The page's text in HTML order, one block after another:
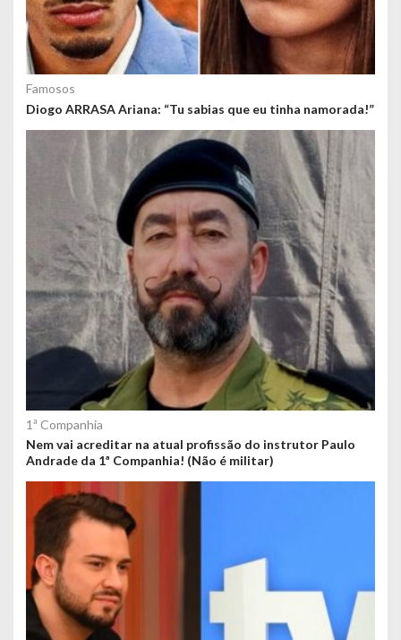
Famosos
Diogo ARRASA Ariana: “Tu sabias que eu tinha namorada!”
1ª Companhia
Nem vai acreditar na atual profissão do instrutor Paulo
Andrade da 1ª Companhia! (Não é militar)